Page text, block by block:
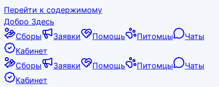
Перейти к содержимому
Добро Здесь
Сборы
Заявки Помощь Питомцы
Чаты
Кабинет
Сборы
Заявки Помощь Питомцы
Чаты
Кабинет